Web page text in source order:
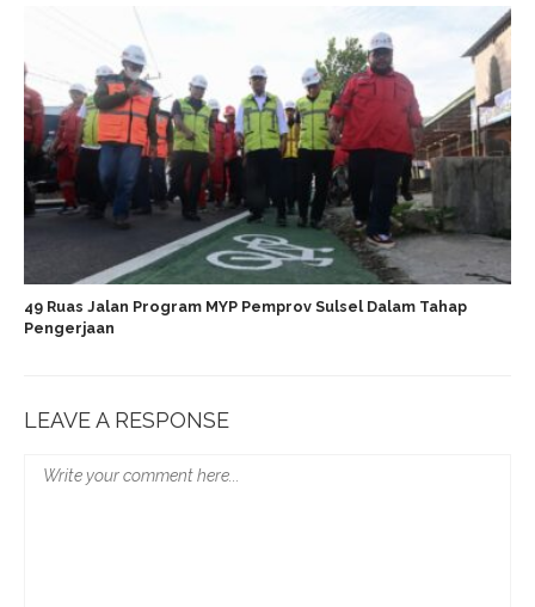
49 Ruas Jalan Program MYP Pemprov Sulsel Dalam Tahap
Pengerjaan
LEAVE A RESPONSE